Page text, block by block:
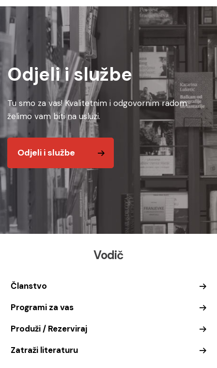
Odjeli i službe
Tu smo za vas! Kvalitetnim i odgovornim radom
želimo vam biti na usluzi.
Odjeli i službe
Vodič
Članstvo
Programi za vas
Produži / Rezerviraj
Zatraži literaturu